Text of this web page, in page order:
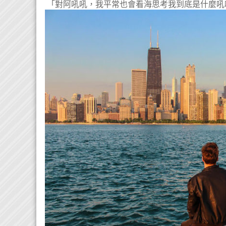
「對阿吼吼，我平常也會看海思考我到底是什麼